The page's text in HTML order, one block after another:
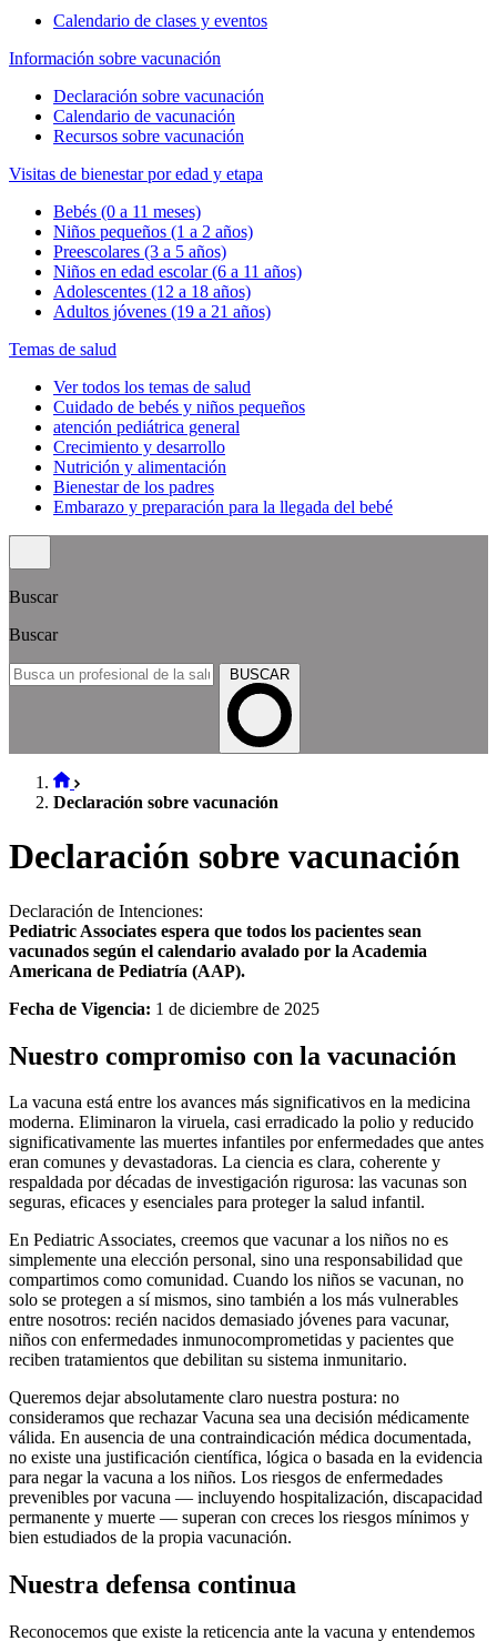
Calendario de clases y eventos
Información sobre vacunación
Declaración sobre vacunación
Calendario de vacunación
Recursos sobre vacunación
Visitas de bienestar por edad y etapa
Bebés (0 a 11 meses)
Niños pequeños (1 a 2 años)
Preescolares (3 a 5 años)
Niños en edad escolar (6 a 11 años)
Adolescentes (12 a 18 años)
Adultos jóvenes (19 a 21 años)
Temas de salud
Ver todos los temas de salud
Cuidado de bebés y niños pequeños
atención pediátrica general
Crecimiento y desarrollo
Nutrición y alimentación
Bienestar de los padres
Embarazo y preparación para la llegada del bebé
Buscar
Buscar
BUSCAR
Declaración sobre vacunación
Declaración sobre vacunación
Declaración de Intenciones:
Pediatric Associates espera que todos los pacientes sean
vacunados según el calendario avalado por la Academia
Americana de Pediatría (AAP).
Fecha de Vigencia: 1 de diciembre de 2025
Nuestro compromiso con la vacunación
La vacuna está entre los avances más significativos en la medicina
moderna. Eliminaron la viruela, casi erradicado la polio y reducido
significativamente las muertes infantiles por enfermedades que antes
eran comunes y devastadoras. La ciencia es clara, coherente y
respaldada por décadas de investigación rigurosa: las vacunas son
seguras, eficaces y esenciales para proteger la salud infantil.
En Pediatric Associates, creemos que vacunar a los niños no es
simplemente una elección personal, sino una responsabilidad que
compartimos como comunidad. Cuando los niños se vacunan, no
solo se protegen a sí mismos, sino también a los más vulnerables
entre nosotros: recién nacidos demasiado jóvenes para vacunar,
niños con enfermedades inmunocomprometidas y pacientes que
reciben tratamientos que debilitan su sistema inmunitario.
Queremos dejar absolutamente claro nuestra postura: no
consideramos que rechazar Vacuna sea una decisión médicamente
válida. En ausencia de una contraindicación médica documentada,
no existe una justificación científica, lógica o basada en la evidencia
para negar la vacuna a los niños. Los riesgos de enfermedades
prevenibles por vacuna — incluyendo hospitalización, discapacidad
permanente y muerte — superan con creces los riesgos mínimos y
bien estudiados de la propia vacunación.
Nuestra defensa continua
Reconocemos que existe la reticencia ante la vacuna y entendemos